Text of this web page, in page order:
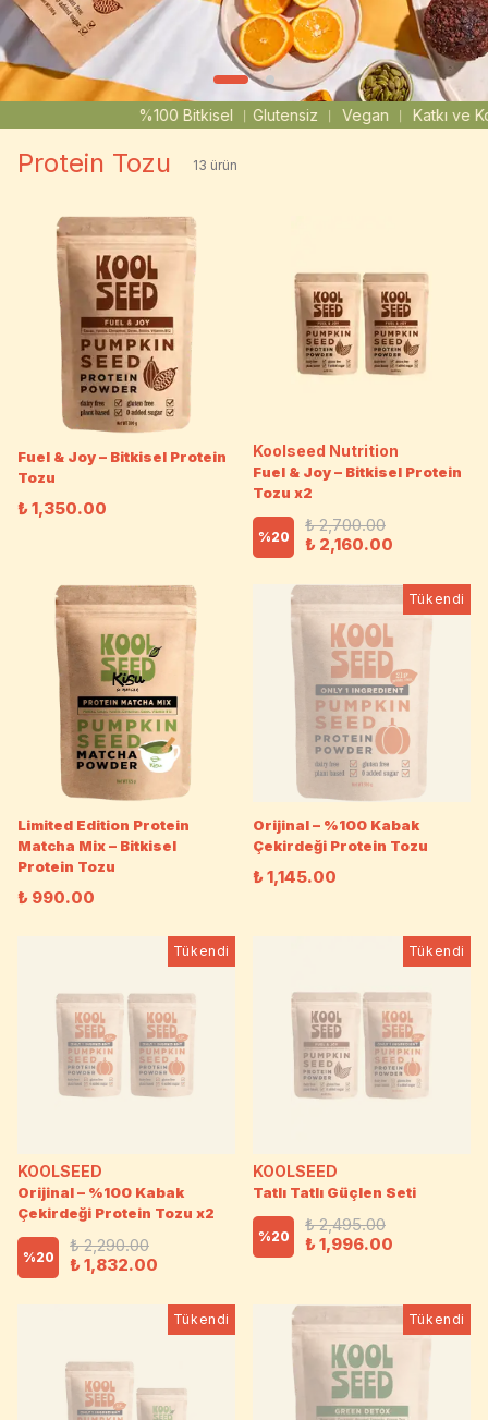
Bitkisel ︳Glutensiz ︳ Vegan ︳ Katkı ve Koruyucusuz ︳
Protein Tozu 13 ürün
Fuel & Joy – Bitkisel Protein
Tozu
₺ 1,350.00
Koolseed Nutrition
Fuel & Joy – Bitkisel Protein
Tozu x2
%20
₺ 2,700.00
₺ 2,160.00
Limited Edition Protein
Matcha Mix – Bitkisel
Protein Tozu
₺ 990.00
Tükendi
Orijinal – %100 Kabak
Çekirdeği Protein Tozu
₺ 1,145.00
Tükendi
KOOLSEED
Orijinal – %100 Kabak
Çekirdeği Protein Tozu x2
%20
₺ 2,290.00
₺ 1,832.00
Tükendi
KOOLSEED
Tatlı Tatlı Güçlen Seti
%20
₺ 2,495.00
₺ 1,996.00
Tükendi Tükendi